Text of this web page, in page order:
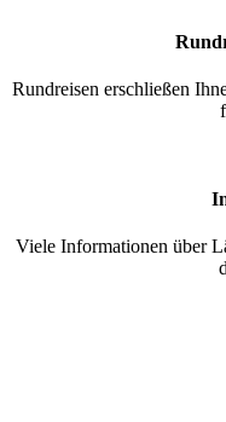
Rundreisen erschließen
Viele Informationen über